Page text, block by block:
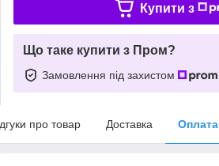
Купити з
Що таке купити з Пром?
Замовлення під захистом
про товар Доставка Оплата